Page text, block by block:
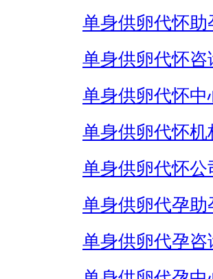
单身供卵代怀助
单身供卵代怀咨
单身供卵代怀中
单身供卵代怀机
单身供卵代怀公
单身供卵代孕助
单身供卵代孕咨